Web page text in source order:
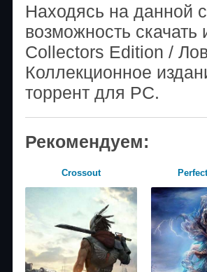
Находясь на данной
возможность
Collectors Edition /
Коллекционное
торрент для PC.
Рекомендуем:
Crossout